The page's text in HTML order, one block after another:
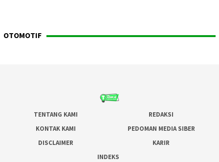
OTOMOTIF
TENTANG KAMI
REDAKSI
KONTAK KAMI
PEDOMAN MEDIA SIBER
DISCLAIMER
KARIR
INDEKS